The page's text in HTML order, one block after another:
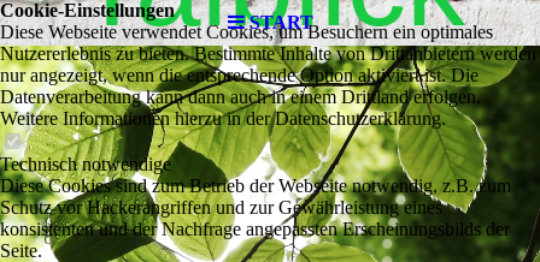
START
Cookie-Einstellungen
Diese Webseite verwendet Cookies, um Besuchern ein optimales
Nutzererlebnis zu bieten. Bestimmte Inhalte von Drittanbietern werden
nur angezeigt, wenn die entsprechende Option aktiviert ist. Die
Datenverarbeitung kann dann auch in einem Drittland erfolgen.
Weitere Informationen hierzu in der Datenschutzerklärung.
Technisch notwendige
Diese Cookies sind zum Betrieb der Webseite notwendig, z.B. zum
Schutz vor Hackerangriffen und zur Gewährleistung eines
konsistenten und der Nachfrage angepassten Erscheinungsbilds der
Seite.